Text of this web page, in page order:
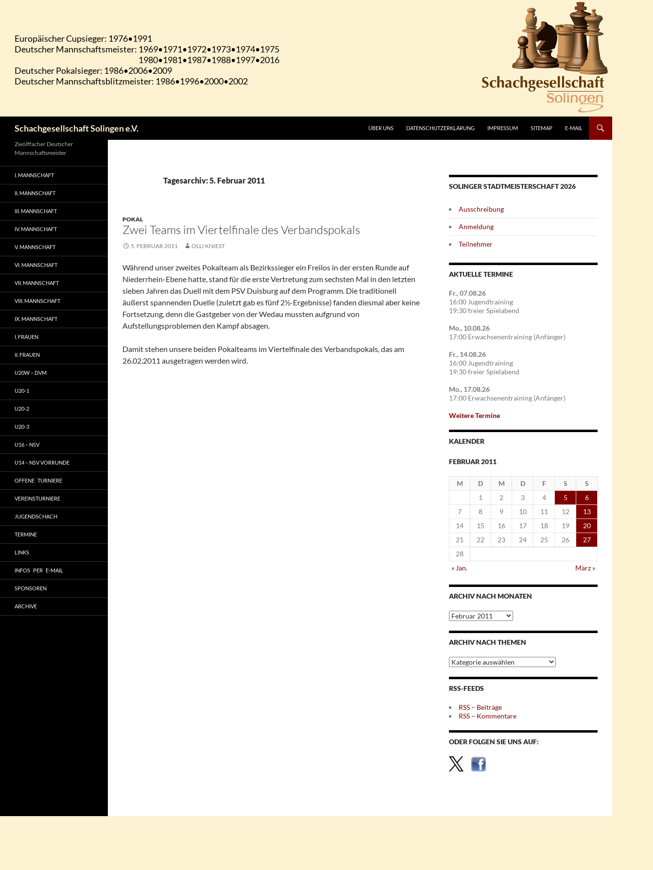
Schachgesellschaft Solingen e.V. ÜBER UNS DATENSCHUTZERKLÄRUNG IMPRESSUM SITEMAP E-MAIL
Tagesarchiv: 5. Februar 2011
POKAL
Zwei Teams im Viertelfinale des Verbandspokals
5. FEBRUAR 2011 OLLI KNIEST
Während unser zweites Pokalteam als Bezirkssieger ein Freilos in der ersten Runde auf
Niederrhein-Ebene hatte, stand für die erste Vertretung zum sechsten Mal in den letzten
sieben Jahren das Duell mit dem PSV Duisburg auf dem Programm. Die traditionell
äußerst spannenden Duelle (zuletzt gab es fünf 2½-Ergebnisse) fanden diesmal aber keine
Fortsetzung, denn die Gastgeber von der Wedau mussten aufgrund von
Aufstellungsproblemen den Kampf absagen.
Damit stehen unsere beiden Pokalteams im Viertelfinale des Verbandspokals, das am
26.02.2011 ausgetragen werden wird.
SOLINGER STADTMEISTERSCHAFT 2026
Ausschreibung
Anmeldung
Teilnehmer
AKTUELLE TERMINE
Fr., 07.08.26
16:00 Jugendtraining
19:30 freier Spielabend
Mo., 10.08.26
17:00 Erwachsenentraining (Anfänger)
Fr., 14.08.26
16:00 Jugendtraining
19:30 freier Spielabend
Mo., 17.08.26
17:00 Erwachsenentraining (Anfänger)
Weitere Termine
KALENDER
FEBRUAR 2011
M D M D F S
S
1
2 3 4 5
6
7
8 9 10 11 12
13
14
15 16 17 18 19
20
21
22 23 24 25 26
27
28
« Jan.
März »
ARCHIV NACH MONATEN
Archiv
nach
Monaten
ARCHIV NACH THEMEN
Archiv
nach
Themen
RSS-FEEDS
RSS – Beiträge
RSS – Kommentare
ODER FOLGEN SIE UNS AUF:
Zwölffacher Deutscher
Mannschaftsmeister
I. MANNSCHAFT
II. MANNSCHAFT
III. MANNSCHAFT
IV. MANNSCHAFT
V. MANNSCHAFT
VI. MANNSCHAFT
VII. MANNSCHAFT
VIII. MANNSCHAFT
IX. MANNSCHAFT
I. FRAUEN
II. FRAUEN
U20W – DVM
U20-1
U20-2
U20-3
U16 – NSV
U14 – NSV VORRUNDE
OFFENE TURNIERE
VEREINSTURNIERE
JUGENDSCHACH
TERMINE
LINKS
INFOS PER E-MAIL
SPONSOREN
ARCHIVE